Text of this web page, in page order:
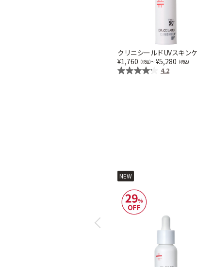
クリニシールドUVスキン
1,760
~ 5,280
4.2
Previous
NEW